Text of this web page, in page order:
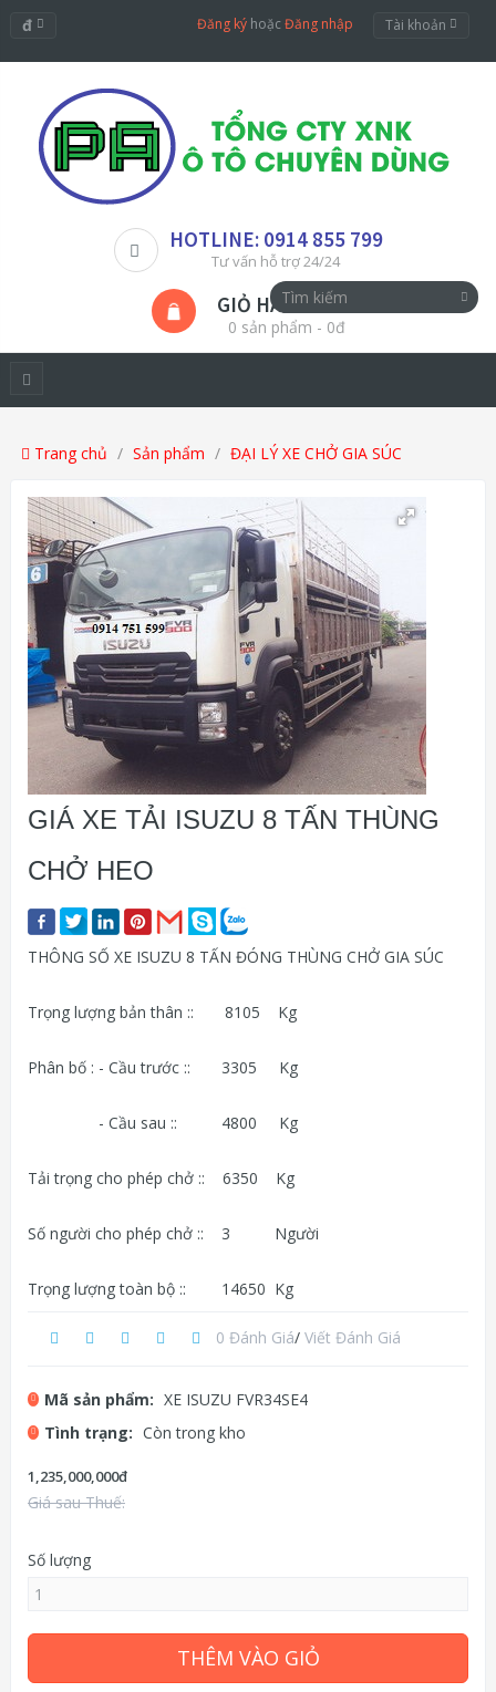
đ Đăng ký hoặcĐăng nhập Tài khoản
HOTLINE: 0914 855 799
Tư vấn hỗ trợ 24/24
GIỎ HÀNG
0 sản phẩm - 0đ
Trang chủ Sản phẩm ĐẠI LÝ XE CHỞ GIA SÚC
GIÁ XE TẢI ISUZU 8 TẤN THÙNG
CHỞ HEO
THÔNG SỐ XE ISUZU 8 TẤN ĐÓNG THÙNG CHỞ GIA SÚC
Trọng lượng bản thân :: 8105 Kg
Phân bố : - Cầu trước :: 3305 Kg
- Cầu sau :: 4800 Kg
Tải trọng cho phép chở :: 6350 Kg
Số người cho phép chở :: 3 Người
Trọng lượng toàn bộ :: 14650 Kg
0 Đánh Giá/ Viết Đánh Giá
Mã sản phẩm: XE ISUZU FVR34SE4
Tình trạng: Còn trong kho
1,235,000,000đ
Giá sau Thuế:
Số lượng
THÊM VÀO GIỎ